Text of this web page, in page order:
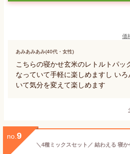
価
あみあみあみ(40代・女性)
こちらの寝かせ玄米のレトルトパッ
なっていて手軽に楽しめますし い
いて気分を変えて楽しめます
no. 9